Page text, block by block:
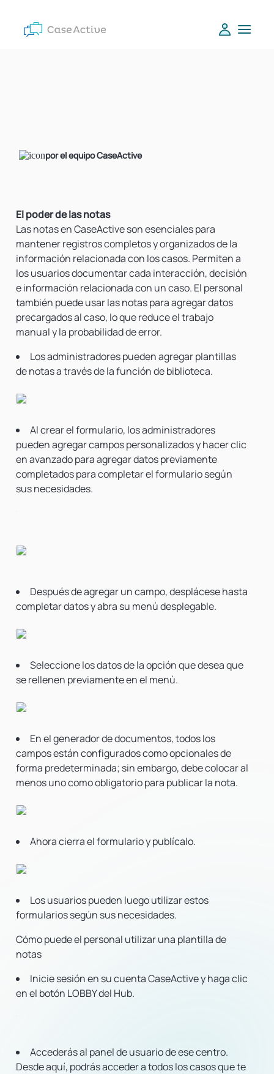
por el equipo CaseActive
El poder de las notas
Las notasen CaseActive son esenciales para
mantener registros completos y organizados de la
información relacionada con los casos. Permiten a
los usuarios documentar cada interacción, decisión
e información relacionada con un caso. El personal
también puede usar las notas para agregar datos
precargados al caso, lo que reduce el trabajo
manual y la probabilidad de error.
Los administradores pueden agregar plantillas
de notas a través de la función de biblioteca.
Al crear el formulario, los administradores
pueden agregar campos personalizados y hacer clic
en avanzado para agregar datos previamente
completados para completar el formulario según
sus necesidades.
Después de agregar un campo, desplácese hasta
completar datos y abra su menú desplegable.
Seleccione los datos de la opción que desea que
se rellenen previamente en el menú.
En el generador de documentos, todos los
campos están configurados como opcionales de
forma predeterminada; sin embargo, debe colocar al
menos uno como obligatorio para publicar la nota.
Ahora cierra el formulario y publícalo.
Los usuarios pueden luego utilizar estos
formularios según sus necesidades.
Cómo puede el personal utilizar una plantilla de
notas
Inicie sesión en su cuenta CaseActive y haga clic
en el botón LOBBY del Hub.
Accederás al panel de usuario de ese centro.
Desde aquí, podrás acceder a todos los casos que te